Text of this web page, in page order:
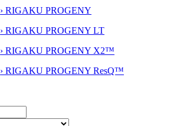
› RIGAKU PROGENY
› RIGAKU PROGENY LT
› RIGAKU PROGENY X2™
› RIGAKU PROGENY ResQ™